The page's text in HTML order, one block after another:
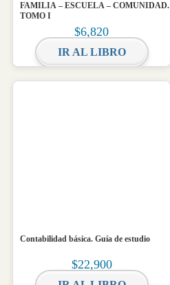
FAMILIA – ESCUELA – COMUNIDAD.
TOMO I
$6,820
IR AL LIBRO
Contabilidad básica. Guía de estudio
$22,900